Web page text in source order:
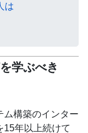
は
学ぶべき
ム構築のインター
15年以上続けて